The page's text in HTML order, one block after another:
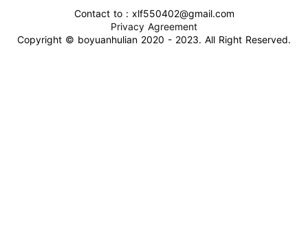
Contact to : xlf550402@gmail.com
Privacy Agreement
Copyright © boyuanhulian 2020 - 2023. All Right Reserved.